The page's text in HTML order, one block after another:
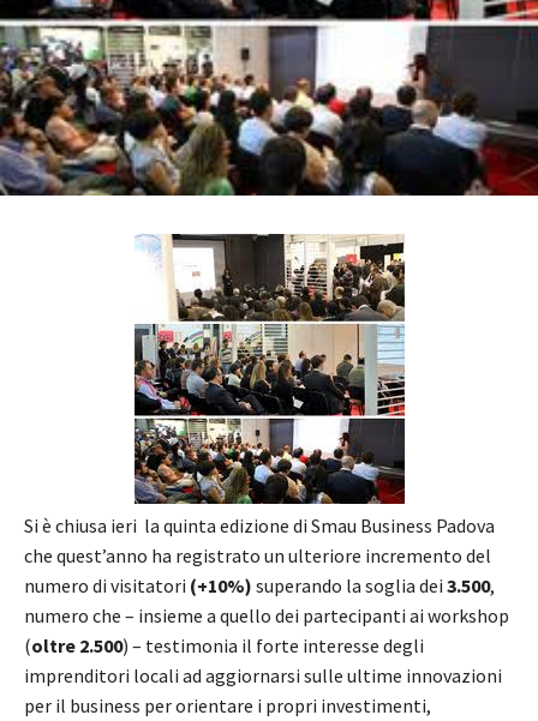
Si è chiusa ieri la quinta edizione di Smau Business Padova
che quest’anno ha registrato un ulteriore incremento del
numero di visitatori (+10%) superando la soglia dei 3.500,
numero che – insieme a quello dei partecipanti ai workshop
(oltre 2.500) – testimonia il forte interesse degli
imprenditori locali ad aggiornarsi sulle ultime innovazioni
per il business per orientare i propri investimenti,